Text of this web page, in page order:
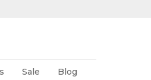
Sale Blog